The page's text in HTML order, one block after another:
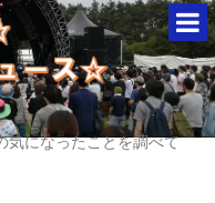
気になったことを調べて